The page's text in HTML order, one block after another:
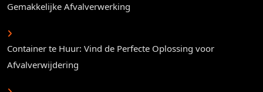
Gemakkelijke Afvalverwerking
Container te Huur: Vind de Perfecte Oplossing voor
Afvalverwijdering